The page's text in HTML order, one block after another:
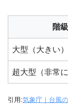
階級
大型（大きい）
超大型（非常に
引用:気象庁｜台風